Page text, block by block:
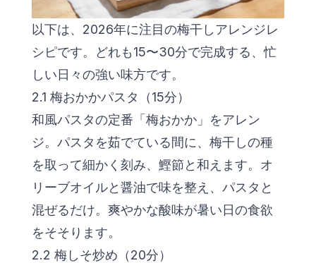
以下は、2026年に注目の梅干しアレンジレ
シピです。どれも15〜30分で完成する、忙
しい日々の強い味方です。
2.1 梅おかかパスタ（15分）
和風パスタの定番「梅おかか」をアレン
ジ。パスタを茹でている間に、梅干しの種
を取って細かく刻み、鰹節と和えます。オ
リーブオイルと醤油で味を整え、パスタと
混ぜるだけ。爽やかな酸味が暑い日の食欲
をそそります。
2.2 梅しそ炒め（20分）